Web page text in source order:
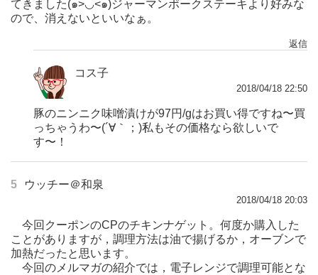
てきました(๑>◡<๑)ジャーマンポークステーキより好みな
ので、消えないといいなぁ。
返信
コス子
2018/04/18 22:50
豚のニンニク味噌漬けが97円/gはお買い得ですね〜買
っちゃうわ〜(´∀｀；)私もその価格なら欲しいで
す〜！
5 ウッチー＠和泉
2018/04/18 20:03
今回クーポンのCPのチキンナゲット。何度か購入した
ことがありますが，調理方法は油で揚げるか，オーブンで
加熱だったと思います。
今回のメルマガの紹介では，電子レンジで調理可能とな